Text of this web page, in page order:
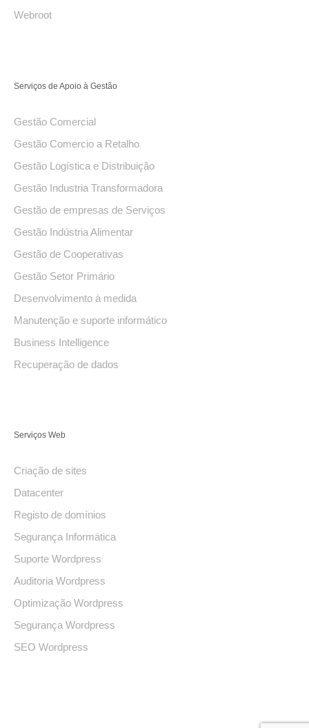
Webroot
Serviços de Apoio à Gestão
Gestão Comercial
Gestão Comercio a Retalho
Gestão Logística e Distribuição
Gestão Industria Transformadora
Gestão de empresas de Serviços
Gestão Indústria Alimentar
Gestão de Cooperativas
Gestão Setor Primário
Desenvolvimento à medida
Manutenção e suporte informático
Business Intelligence
Recuperação de dados
Serviços Web
Criação de sites
Datacenter
Registo de domínios
Segurança Informática
Suporte Wordpress
Auditoria Wordpress
Optimização Wordpress
Segurança Wordpress
SEO Wordpress